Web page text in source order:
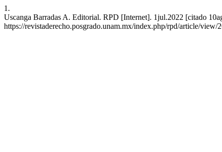
1.
Uscanga Barradas A. Editorial. RPD [Internet]. 1jul.2022 [citado
https://revistaderecho.posgrado.unam.mx/index.php/rpd/article/view/